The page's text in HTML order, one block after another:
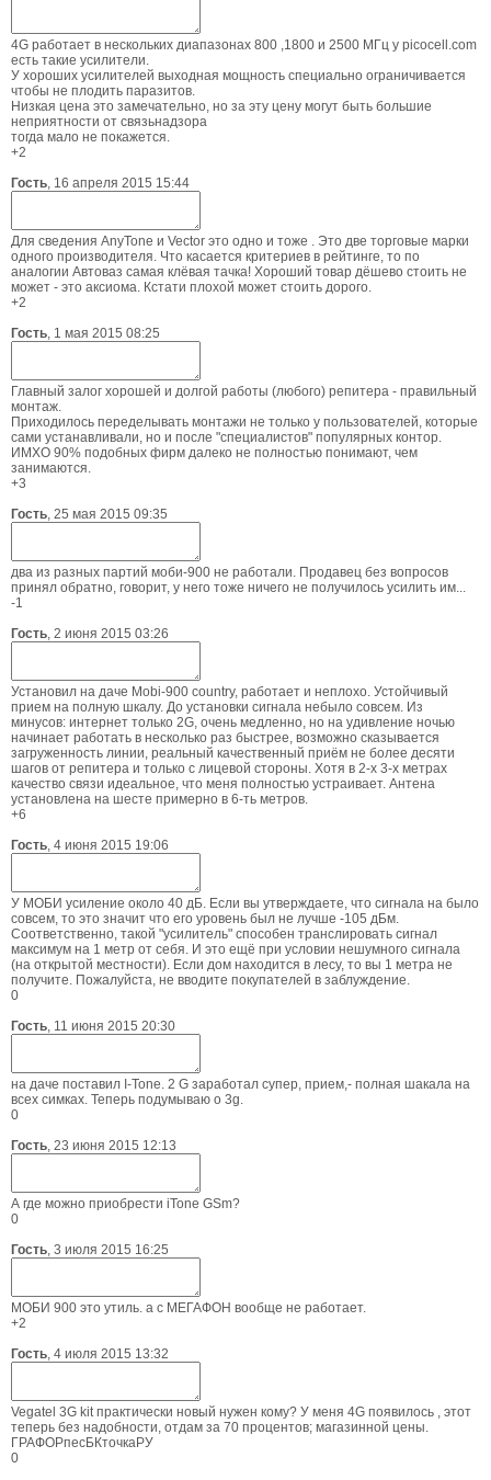
4G работает в нескольких диапазонах 800 ,1800 и 2500 МГц у picocell.com
есть такие усилители.
У хороших усилителей выходная мощность специально ограничивается
чтобы не плодить паразитов.
Низкая цена это замечательно, но за эту цену могут быть большие
неприятности от связьнадзора
тогда мало не покажется.
+2
Гость, 16 апреля 2015 15:44
Для сведения AnyTone и Vector это одно и тоже . Это две торговые марки
одного производителя. Что касается критериев в рейтинге, то по
аналогии Автоваз самая клёвая тачка! Хороший товар дёшево стоить не
может - это аксиома. Кстати плохой может стоить дорого.
+2
Гость, 1 мая 2015 08:25
Главный залог хорошей и долгой работы (любого) репитера - правильный
монтаж.
Приходилось переделывать монтажи не только у пользователей, которые
сами устанавливали, но и после "специалистов" популярных контор.
ИМХО 90% подобных фирм далеко не полностью понимают, чем
занимаются.
+3
Гость, 25 мая 2015 09:35
два из разных партий моби-900 не работали. Продавец без вопросов
принял обратно, говорит, у него тоже ничего не получилось усилить им...
-1
Гость, 2 июня 2015 03:26
Установил на даче Mobi-900 country, работает и неплохо. Устойчивый
прием на полную шкалу. До установки сигнала небыло совсем. Из
минусов: интернет только 2G, очень медленно, но на удивление ночью
начинает работать в несколько раз быстрее, возможно сказывается
загруженность линии, реальный качественный приём не более десяти
шагов от репитера и только с лицевой стороны. Хотя в 2-х 3-х метрах
качество связи идеальное, что меня полностью устраивает. Антена
установлена на шесте примерно в 6-ть метров.
+6
Гость, 4 июня 2015 19:06
У МОБИ усиление около 40 дБ. Если вы утверждаете, что сигнала на было
совсем, то это значит что его уровень был не лучше -105 дБм.
Соответственно, такой "усилитель" способен транслировать сигнал
максимум на 1 метр от себя. И это ещё при условии нешумного сигнала
(на открытой местности). Если дом находится в лесу, то вы 1 метра не
получите. Пожалуйста, не вводите покупателей в заблуждение.
0
Гость, 11 июня 2015 20:30
на даче поставил I-Tone. 2 G заработал супер, прием,- полная шакала на
всех симках. Теперь подумываю о 3g.
0
Гость, 23 июня 2015 12:13
А где можно приобрести iTone GSm?
0
Гость, 3 июля 2015 16:25
МОБИ 900 это утиль. а с МЕГАФОН вообще не работает.
+2
Гость, 4 июля 2015 13:32
Vegatel 3G kit практически новый нужен кому? У меня 4G появилось , этот
теперь без надобности, отдам за 70 процентов; магазинной цены.
ГРАФОРпесБКточкаРУ
0